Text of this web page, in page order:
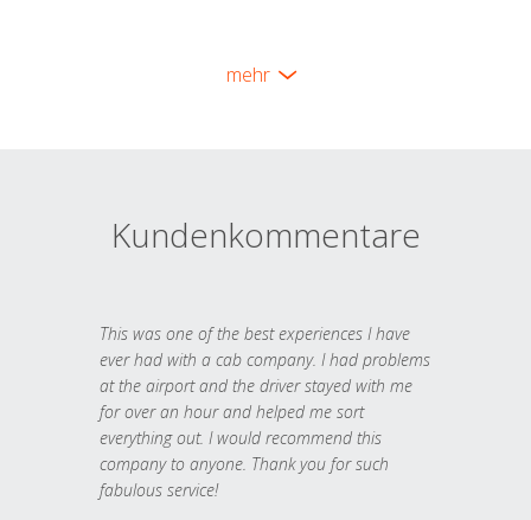
mehr
Kundenkommentare
This was one of the best experiences I have
ever had with a cab company. I had problems
at the airport and the driver stayed with me
for over an hour and helped me sort
everything out. I would recommend this
company to anyone. Thank you for such
fabulous service!